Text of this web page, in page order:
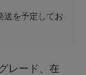
送を予定してお
レード、在